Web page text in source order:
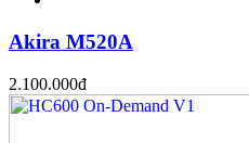
Akira M520A
2.100.000đ